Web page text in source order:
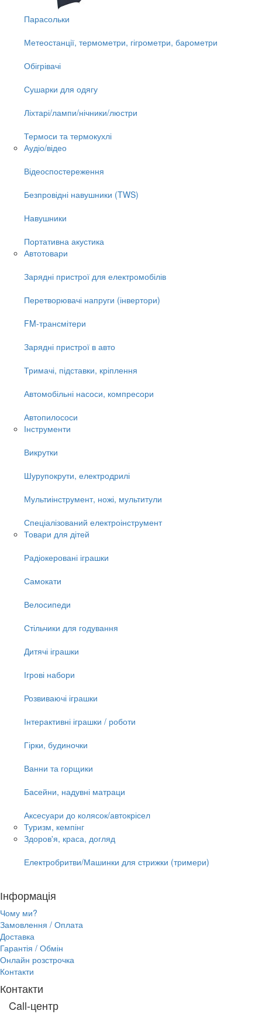
Парасольки
Метеостанції, термометри, гігрометри, барометри
Обігрівачі
Сушарки для одягу
Ліхтарі/лампи/нічники/люстри
Термоси та термокухлі
Аудіо/відео
Відеоспостереження
Безпровідні навушники (TWS)
Навушники
Портативна акустика
Автотовари
Зарядні пристрої для електромобілів
Перетворювачі напруги (інвертори)
FM-трансмітери
Зарядні пристрої в авто
Тримачі, підставки, кріплення
Автомобільні насоси, компресори
Автопилососи
Інструменти
Викрутки
Шурупокрути, електродрилі
Мультиінструмент, ножі, мультитули
Спеціалізований електроінструмент
Товари для дітей
Радіокеровані іграшки
Самокати
Велосипеди
Стільчики для годування
Дитячі іграшки
Ігрові набори
Розвиваючі іграшки
Інтерактивні іграшки / роботи
Гірки, будиночки
Ванни та горщики
Басейни, надувні матраци
Аксесуари до колясок/автокрісел
Туризм, кемпінг
Здоров'я, краса, догляд
Електробритви/Машинки для стрижки (тримери)
Інформація
Чому ми?
Замовлення / Оплата
Доставка
Гарантія / Обмін
Онлайн розстрочка
Контакти
Контакти
Call-центр